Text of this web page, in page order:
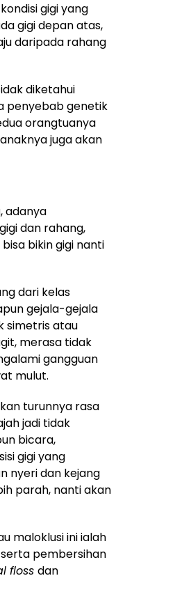
gigi yang
gigi depan atas,
daripada rahang
diketahui
penyebab genetik
orangtuanya
juga akan
adanya
dan rahang,
bikin gigi nanti
dari kelas
gejala-gejala
simetris atau
merasa tidak
gangguan
mulut.
turunnya rasa
jadi tidak
bicara,
gigi yang
nyeri dan kejang
parah, nanti akan
maloklusi ini ialah
pembersihan
floss dan